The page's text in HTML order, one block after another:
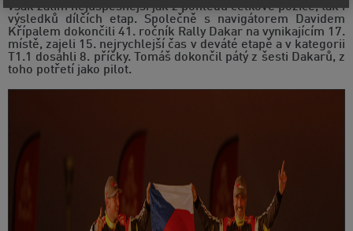
však zatím nejúspěšnější jak z pohledu celkové pozice, tak i
výsledků dílčích etap. Společně s navigátorem Davidem
Křípalem dokončili 41. ročník Rally Dakar na vynikajícím 17.
místě, zajeli 15. nejrychlejší čas v deváté etapě a v kategorii
T1.1 dosáhli 8. příčky. Tomáš dokončil pátý z šesti Dakarů, z
toho potřetí jako pilot.